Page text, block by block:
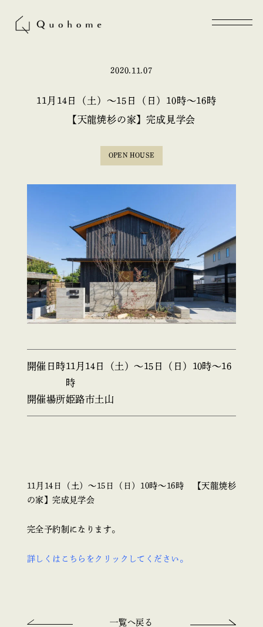
2020.11.07
11月14日（土）〜15日（日）10時〜16時
【天龍焼杉の家】完成見学会
OPEN HOUSE
開催日時11月14日（土）〜15日（日）10時〜16
時
開催場所姫路市土山
11月14日（土）〜15日（日）10時〜16時 【天龍焼杉
の家】完成見学会
完全予約制になります。
詳しくはこちらをクリックしてください。
一覧へ戻る